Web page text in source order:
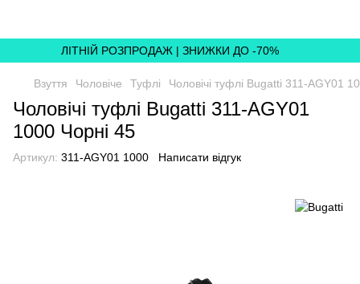
ЛІТНІЙ РОЗПРОДАЖ | ЗНИЖКИ ДО -70%
Взуття Чоловіче Туфлі Чоловічі туфлі Bugatti 311-AGY01
Чоловічі туфлі Bugatti 311-AGY01
1000 Чорні 45
Артикул: 311-AGY01 1000 Написати відгук